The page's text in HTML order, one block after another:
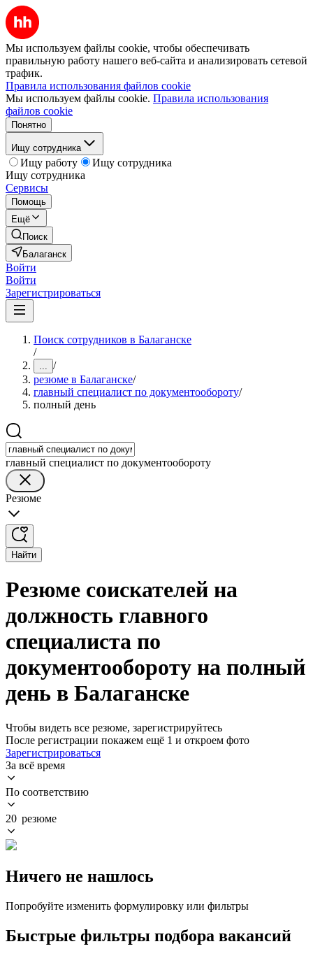
Мы используем файлы cookie, чтобы обеспечивать
правильную работу нашего веб-сайта и анализировать сетевой
трафик.
Правила использования файлов cookie
Мы используем файлы cookie. Правила использования
файлов cookie
Понятно
Ищу сотрудника
Ищу работу
Ищу сотрудника
Ищу сотрудника
Сервисы
Помощь
Ещё
Поиск
Балаганск
Войти
Войти
Зарегистрироваться
Поиск сотрудников в Балаганске
/
... /
резюме в Балаганске/
главный специалист по документообороту/
полный день
главный специалист по документообороту
Резюме
Найти
Резюме соискателей на
должность главного
специалиста по
документообороту на полный
день в Балаганске
Чтобы видеть все резюме, зарегистрируйтесь
После регистрации покажем ещё 1 и откроем фото
Зарегистрироваться
За всё время
По соответствию
20 резюме
Ничего не нашлось
Попробуйте изменить формулировку или фильтры
Быстрые фильтры подбора вакансий